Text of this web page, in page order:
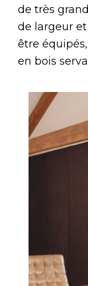
de très
de largeur
être
en bois